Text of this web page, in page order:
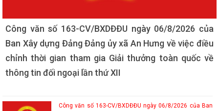
ngoại lần thứ XII